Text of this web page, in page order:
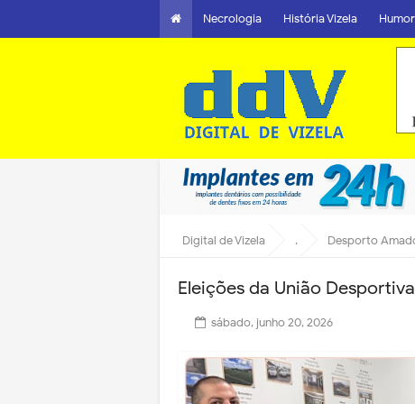
Necrologia História Vizela Humor
Digital de Vizela . Desporto
Eleições da União
sábado, junho 20, 2026